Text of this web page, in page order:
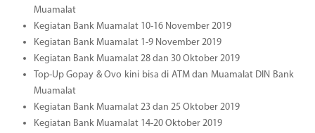
Muamalat
Kegiatan Bank Muamalat 10-16 November 2019
Kegiatan Bank Muamalat 1-9 November 2019
Kegiatan Bank Muamalat 28 dan 30 Oktober 2019
Top-Up Gopay & Ovo kini bisa di ATM dan Muamalat DIN Bank
Muamalat
Kegiatan Bank Muamalat 23 dan 25 Oktober 2019
Kegiatan Bank Muamalat 14-20 Oktober 2019